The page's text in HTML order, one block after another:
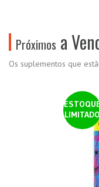
Próximos a
Os suplementos que
LIMITADO